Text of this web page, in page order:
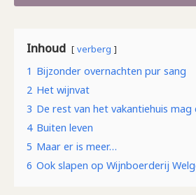
Inhoud verberg
1 Bijzonder overnachten pur sang
2 Het wijnvat
3 De rest van het vakantiehuis mag
4 Buiten leven
5 Maar er is meer…
6 Ook slapen op Wijnboerderij